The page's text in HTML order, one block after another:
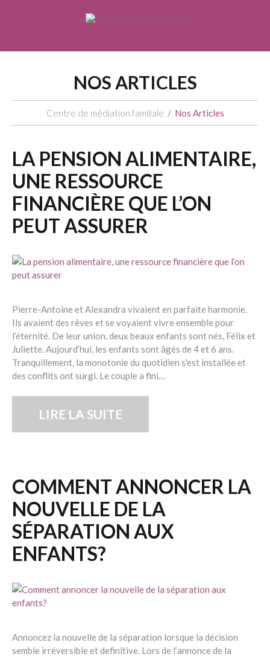
NOS ARTICLES
Centre de médiation familiale Nos Articles
LA PENSION ALIMENTAIRE,
UNE RESSOURCE
FINANCIÈRE QUE L’ON
PEUT ASSURER
Pierre-Antoine et Alexandra vivaient en parfaite harmonie.
Ils avaient des rêves et se voyaient vivre ensemble pour
l’éternité. De leur union, deux beaux enfants sont nés, Félix et
Juliette. Aujourd’hui, les enfants sont âgés de 4 et 6 ans.
Tranquillement, la monotonie du quotidien s'est installée et
des conflits ont surgi. Le couple a fini…
LIRE LA SUITE
COMMENT ANNONCER LA
NOUVELLE DE LA
SÉPARATION AUX
ENFANTS?
Annoncez la nouvelle de la séparation lorsque la décision
semble irréversible et definitive. Lors de l’annonce de la